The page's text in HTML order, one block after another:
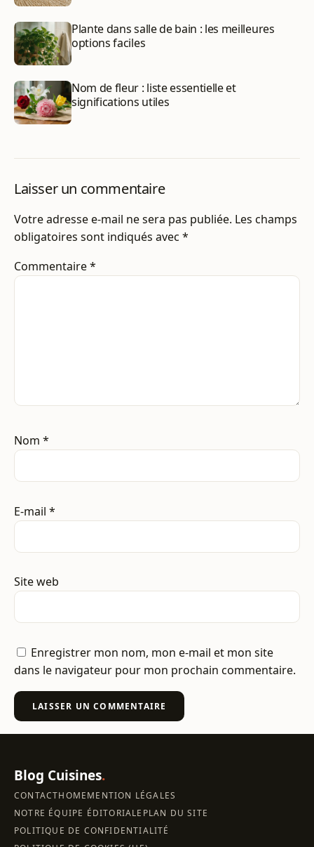
Plante dans salle de bain : les meilleures
options faciles
Nom de fleur : liste essentielle et
significations utiles
Laisser un commentaire
Votre adresse e-mail ne sera pas publiée. Les champs
obligatoires sont indiqués avec *
Commentaire*
Nom *
E-mail *
Site web
Enregistrer mon nom, mon e-mail et mon site
dans le navigateur pour mon prochain commentaire.
Blog Cuisines.
CONTACTHOMEMENTION LÉGALES
NOTRE ÉQUIPE ÉDITORIALE PLAN DU SITE
POLITIQUE DE CONFIDENTIALITÉ